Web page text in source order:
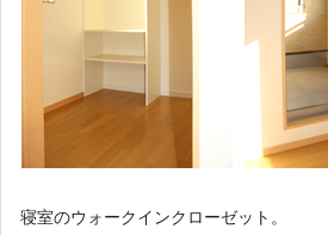
寝室のウォークインクローゼット。